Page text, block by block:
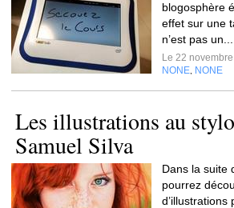
blogosphère
effet sur une
n’est pas un...
Le 22
NONE NONE
Les illustrations au
Samuel Silva
Dans la suite
pourrez
d’illustrations